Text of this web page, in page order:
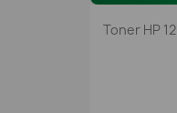
Toner HP